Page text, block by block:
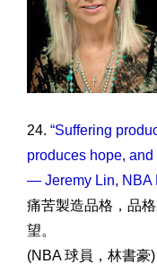
24. “Suffering
produces hope,
— Jeremy Lin, NBA
痛苦製造品格，品
望。
(NBA 球員，林書豪)